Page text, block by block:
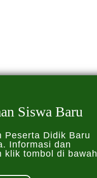
Siswa Baru
Peserta Didik Baru
Informasi dan
klik tombol di bawah